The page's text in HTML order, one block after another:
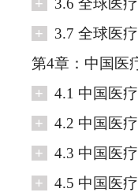
+
3.6 全球医
+
3.7 全球医
第4章：中国医
+
4.1 中国医
+
4.2 中国医
+
4.3 中国医
+
4.5 中国医